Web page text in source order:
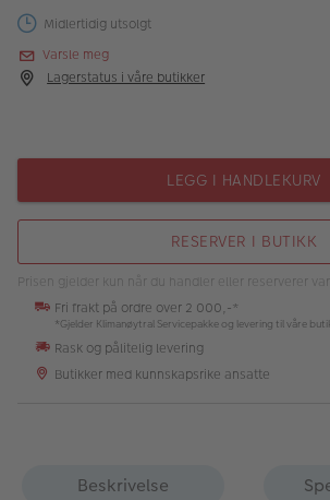
Bildeprodukter
Inspirasjon
Butikkoversikt
Midlertidig utsolgt
Varsle meg
Lagerstatus i våre butikker
LEGG I HANDLEKURV
RESERVER I BUTIKK
Prisen gjelder kun når du handler eller reserverer
Fri frakt på ordre over 2 000,-*
*Gjelder Klimanøytral Servicepakke og levering til våre
Rask og pålitelig levering
Butikker med kunnskapsrike ansatte
Beskrivelse